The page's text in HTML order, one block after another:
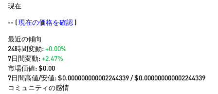
現在
-- (現在の価格を確認 )
最近の傾向
24時間変動:+0.00%
7日間変動:+2.47%
市場価値:$0.00
7日間高値/安値: $0.000000000002244339/ $0.000000000002244339
コミュニティの感情